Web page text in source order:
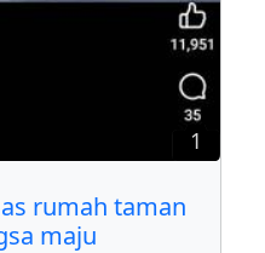
1
rumah taman
maju